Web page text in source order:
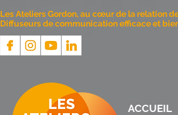
Les Ateliers Gordon, au cœur de la relation
Diffuseurs de communication efficace et
ACCUEIL